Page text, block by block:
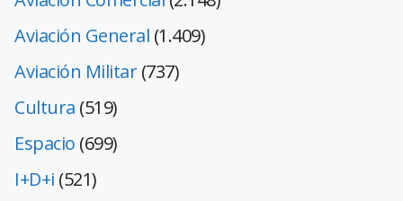
Aviación General (1.409)
Aviación Militar(737)
Cultura (519)
Espacio (699)
I+D+i (521)